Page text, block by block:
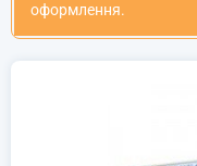
оформлення.